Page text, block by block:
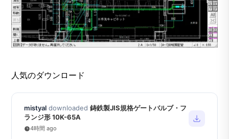
人気のダウンロード
mistyal downloaded 鋳鉄製JIS規格ゲートバルブ・フ
ランジ形 10K-65A
4時間 ago